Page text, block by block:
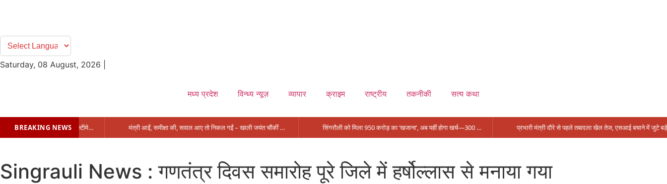
Saturday, 08 August, 2026
मध्य प्रदेश विन्ध्य न्यूज़ व्यापार क्राइम राष्ट्रीय तकनीकी सत्य कथा
BREAKING NEWS मंत्री आईं, समीक्षा की, सवाल आए तो निकल गईं – खाली जयंत चौंकीं पर नहीं दिया जवाब सिंगरौली को मिला 950 करोड़ का ‘खजाना’, अब यहीं होगा खर्च—300 करोड़ की बायपास सड़क को हरी झंडी! प्रभारी मंत्री दौरे से पहले तबादला खेल तेज, एसआई बचाने में जुटे बड़े चेहरे, 10 लाख के रिचार्ज का खेल और 22 दिन से चौकी खाली
Singrauli News : गणतंत्र दिवस समारोह पूरे जिले में हर्षोल्लास से मनाया गया